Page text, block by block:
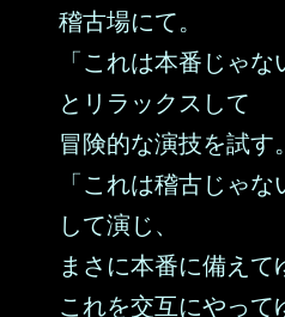
稽古場にて。
「これは本番じゃな
とリラックスして
冒険的な演技を試す。
「これは稽古じゃ
して演じ、
まさに本番に備えて
これを交互にやって